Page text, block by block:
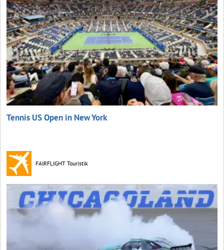
Tennis US Open in New York
FAIRFLIGHT Touristik